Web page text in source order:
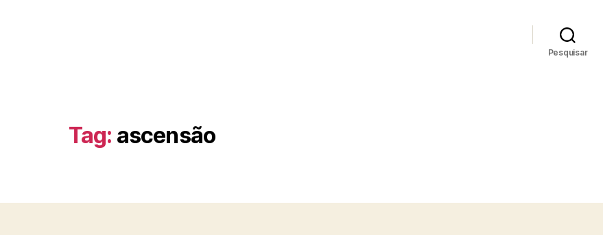
Pesquisar
Tag: ascensão